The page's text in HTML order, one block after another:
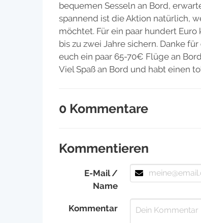
bequemen Sesseln an Bord,
spannend ist die Aktion natürlich,
möchtet. Für ein paar hundert
bis zu zwei Jahre sichern. Danke
euch ein paar 65-70€ Flüge an
Viel Spaß an Bord und habt einen
0 Kommentare
Kommentieren
E-Mail /
Name
Kommentar